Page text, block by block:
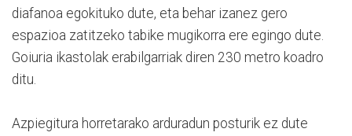
diafanoa egokituko dute, eta behar izanez gero
espazioa zatitzeko tabike mugikorra ere egingo dute.
Goiuria ikastolak erabilgarriak diren 230 metro koadro
ditu.
Azpiegitura horretarako arduradun posturik ez dute